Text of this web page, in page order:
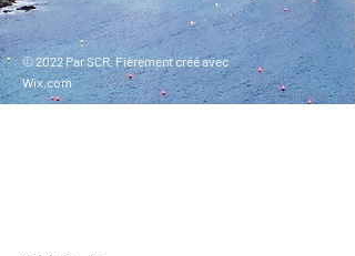
© 2022 Par SCR. Fièrement créé avec
Wix.com